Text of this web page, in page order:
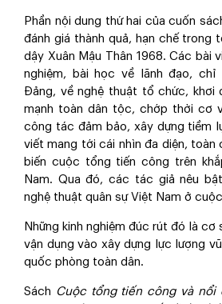
Phần nội dung thứ hai của cuốn
đánh giá thành quả, hạn chế trong
dậy Xuân Mậu Thân 1968. Các bài
nghiệm, bài học về lãnh đạo, chỉ
Đảng, về nghệ thuật tổ chức, khơi
mạnh toàn dân tộc, chớp thời cơ
công tác đảm bảo, xây dựng tiềm
viết mang tới cái nhìn đa diện, toàn
biến cuộc tổng tiến công trên
Nam. Qua đó, các tác giả nêu
nghệ thuật quân sự Việt Nam ở
Những kinh nghiệm đúc rút đó là
vận dụng vào xây dựng lực lượng
quốc phòng toàn dân.
Sách Cuộc tổng tiến công và nổi